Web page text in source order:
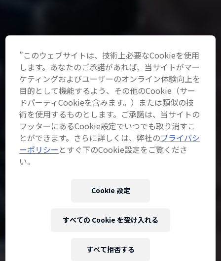
”このウェブサイトは、技術上必要なCookieを使用
します。あなたのご承諾があれば、当サイトがマー
ケティングおよびユーザーのオンライン体験向上を
目的として機能するよう、その他のCookie（サー
ドパーティCookieを含みます。）または類似の技
術を使用するものとします。ご承諾は、当サイトの
フッターにあるCookie設定でいつでも取り消すこ
とができます。さらに詳しくは、弊社のプライバシ
ーポリシー とすぐ下のCookie設定をご覧くださ
い。
Cookie 設定
すべて拒否する
すべての Cookie を受け入れる